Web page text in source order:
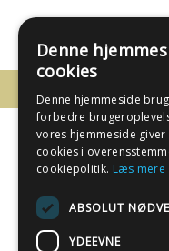
- EN
Sverigesvej
Denne
cookies
Denne hjemmeside
forbedre
vores hjemmeside
cookies i
cookiepolitik. Læs mere
ABSOLUT
YDEEVNE